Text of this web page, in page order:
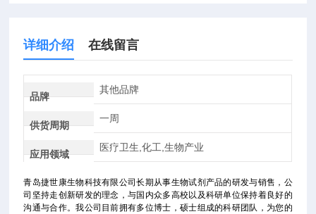
详细介绍 在线留言
品牌
其他品牌
供货周期
一周
应用领域
医疗卫生,化工,生物产业
青岛捷世康生物科技有限公司长期从事生物试剂产品的研发与销售，公
司坚持走创新研发的理念，与国内众多高校以及科研单位保持着良好的
沟通与合作。我公司目前拥有多位博士，硕士组成的科研团队，为您的